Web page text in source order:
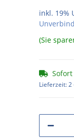
inkl. 19%
(Sie
Lieferzeit:2